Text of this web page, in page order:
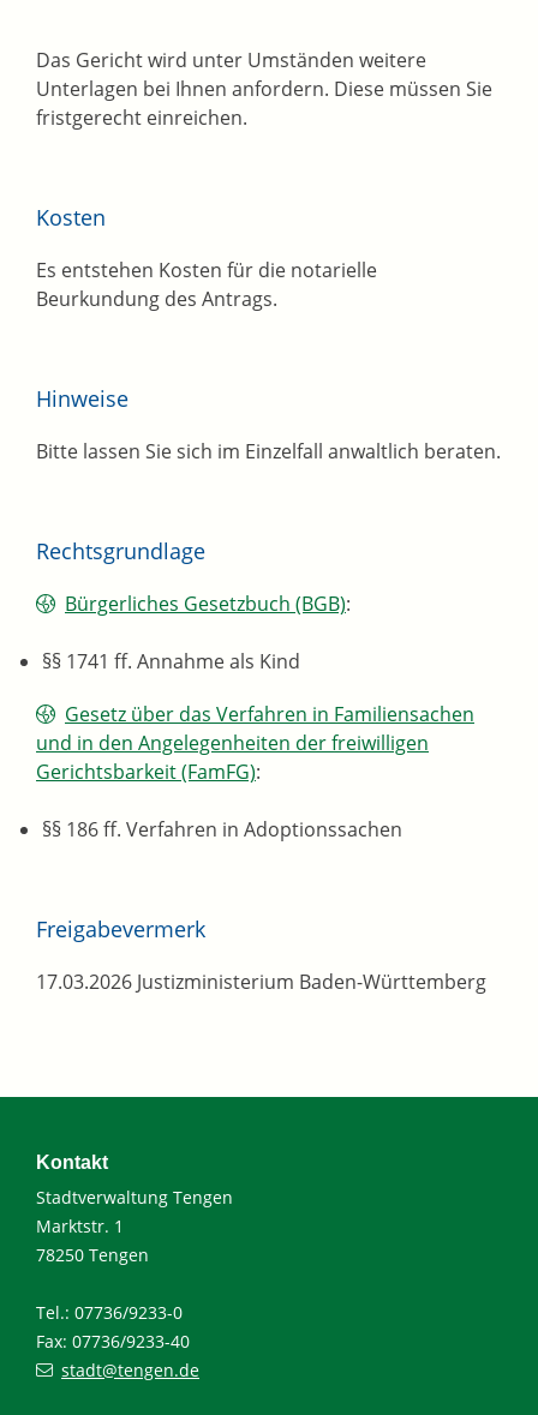
Das Gericht wird unter Umständen weitere
Unterlagen bei Ihnen anfordern. Diese müssen Sie
fristgerecht einreichen.
Kosten
Es entstehen Kosten für die notarielle
Beurkundung des Antrags.
Hinweise
Bitte lassen Sie sich im Einzelfall anwaltlich beraten.
Rechtsgrundlage
Bürgerliches Gesetzbuch (BGB):
§§ 1741 ff. Annahme als Kind
Gesetz über das Verfahren in Familiensachen
und in den Angelegenheiten der freiwilligen
Gerichtsbarkeit (FamFG):
§§ 186 ff. Verfahren in Adoptionssachen
Freigabevermerk
17.03.2026 Justizministerium Baden-Württemberg
Kontakt
Stadtverwaltung Tengen
Marktstr. 1
78250 Tengen
Tel.: 07736/9233-0
Fax: 07736/9233-40
stadt@tengen.de